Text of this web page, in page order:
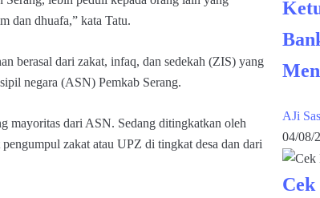
dan dhuafa,” kata Tatu.
berasal dari zakat, infaq, dan sedekah (ZIS) yang
negara (ASN) Pemkab Serang.
mayoritas dari ASN. Sedang ditingkatkan oleh
zakat atau UPZ di tingkat desa dan dari
AJi
04/08/